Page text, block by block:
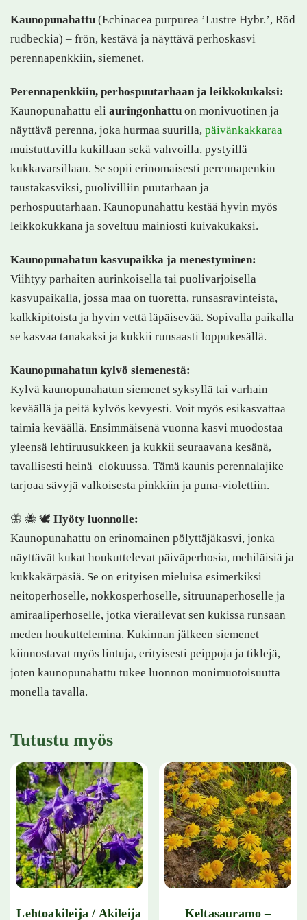
Kaunopunahattu (Echinacea purpurea ’Lustre Hybr.’, Röd
rudbeckia) – frön, kestävä ja näyttävä perhoskasvi
perennapenkkiin, siemenet.
Perennapenkkiin, perhospuutarhaan ja leikkokukaksi:
Kaunopunahattu eli auringonhattu on monivuotinen ja
näyttävä perenna, joka hurmaa suurilla, päivänkakkaraa
muistuttavilla kukillaan sekä vahvoilla, pystyillä
kukkavarsillaan. Se sopii erinomaisesti perennapenkin
taustakasviksi, puolivilliin puutarhaan ja
perhospuutarhaan. Kaunopunahattu kestää hyvin myös
leikkokukkana ja soveltuu mainiosti kuivakukaksi.
Kaunopunahatun kasvupaikka ja menestyminen:
Viihtyy parhaiten aurinkoisella tai puolivarjoisella
kasvupaikalla, jossa maa on tuoretta, runsasravinteista,
kalkkipitoista ja hyvin vettä läpäisevää. Sopivalla paikalla
se kasvaa tanakaksi ja kukkii runsaasti loppukesällä.
Kaunopunahatun kylvö siemenestä:
Kylvä kaunopunahatun siemenet syksyllä tai varhain
keväällä ja peitä kylvös kevyesti. Voit myös esikasvattaa
taimia keväällä. Ensimmäisenä vuonna kasvi muodostaa
yleensä lehtiruusukkeen ja kukkii seuraavana kesänä,
tavallisesti heinä–elokuussa. Tämä kaunis perennalajike
tarjoaa sävyjä valkoisesta pinkkiin ja puna‑violettiin.
🦋 🐝 🕊️ Hyöty luonnolle:
Kaunopunahattu on erinomainen pölyttäjäkasvi, jonka
näyttävät kukat houkuttelevat päiväperhosia, mehiläisiä ja
kukkakärpäsiä. Se on erityisen mieluisa esimerkiksi
neitoperhoselle, nokkosperhoselle, sitruunaperhoselle ja
amiraaliperhoselle, jotka vierailevat sen kukissa runsaan
meden houkuttelemina. Kukinnan jälkeen siemenet
kiinnostavat myös lintuja, erityisesti peippoja ja tiklejä,
joten kaunopunahattu tukee luonnon monimuotoisuutta
monella tavalla.
Tutustu myös
Lehtoakileija / Akileija Keltasauramo –